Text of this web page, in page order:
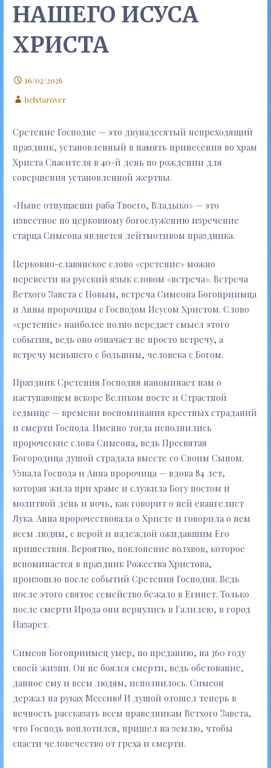
НАШЕГО ИСУСА
ХРИСТА
16/02/2026
belstarover
Сретение Господне — это двунадесятый непреходящий
праздник, установленный в память принесения во храм
Христа Спасителя в 40-й день по рождении для
совершения установленной жертвы.
«Ныне отпущаеши раба Твоего, Владыко» — это
известное по церковному богослужению изречение
старца Симеона является лейтмотивом праздника.
Церковно-славянское слово «сретение» можно
перевести на русский язык словом «встреча». Встреча
Ветхого Завета с Новым, встреча Симеона Богоприимца
и Анны пророчицы с Господом Исусом Христом. Слово
«сретение» наиболее полно передает смысл этого
события, ведь оно означает не просто встречу, а
встречу меньшего с большим, человека с Богом.
Праздник Сретения Господня напоминает нам о
наступающем вскоре Великом посте и Страстной
седмице — времени воспоминания крестных страданий
и смерти Господа. Именно тогда исполнились
пророческие слова Симеона, ведь Пресвятая
Богородица душой страдала вместе со Своим Сыном.
Узнала Господа и Анна пророчица — вдова 84 лет,
которая жила при храме и служила Богу постом и
молитвой день и ночь, как говорит о ней евангелист
Лука. Анна пророчествовала о Христе и говорила о нем
всем людям, с верой и надеждой ожидавшим Его
пришествия. Вероятно, поклонение волхвов, которое
вспоминается в праздник Рожества Христова,
произошло после событий Сретения Господня. Ведь
после этого святое семейство бежало в Египет. Только
после смерти Ирода они вернулись в Галилею, в город
Назарет.
Симеон Богоприимец умер, по преданию, на 360 году
своей жизни. Он не боялся смерти, ведь обетование,
данное ему и всем людям, исполнилось. Симеон
держал на руках Мессию! И душой отошел теперь в
вечность рассказать всем праведникам Ветхого Завета,
что Господь воплотился, пришел на землю, чтобы
спасти человечество от греха и смерти.